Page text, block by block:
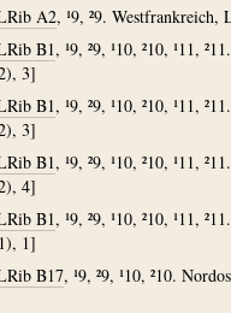
A2, ¹9, ²9.
B1, ¹9, ²9, ¹10, ²10, ¹11,
3]
B1, ¹9, ²9, ¹10, ²10, ¹11,
3]
B1, ¹9, ²9, ¹10, ²10, ¹11,
4]
B1, ¹9, ²9, ¹10, ²10, ¹11,
1]
B17, ¹9, ²9, ¹10, ²10.